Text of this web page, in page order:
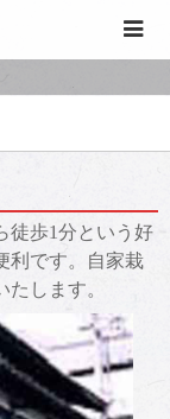
徒歩1分という好
利です。自家栽
します。